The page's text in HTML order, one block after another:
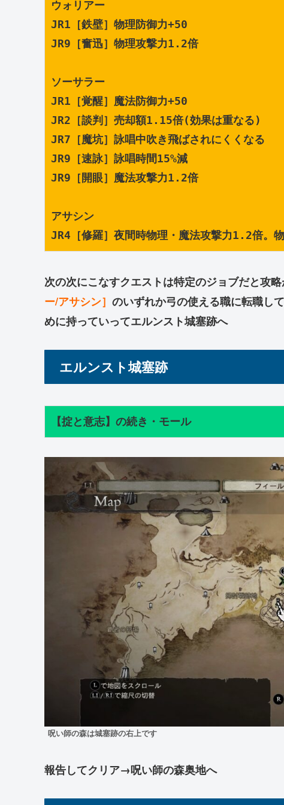
ウォリアー
JR1［鉄壁］物理防御力+50
JR9［奮迅］物理攻撃力1.2倍
ソーサラー
JR1［覚醒］魔法防御力+50
JR2［談判］売却額1.15倍(効果は重なる)
JR7［魔坑］詠唱中吹き飛ばされにくくなる
JR9［速詠］詠唱時間15%減
JR9［開眼］魔法攻撃力1.2倍
アサシン
JR4［修羅］夜間時物理・魔法攻撃力1.2倍。
次の次にこなすクエストは特定のジョブだと攻
ー/アサシン］ のいずれか弓の使える職に転職し
めに持っていってエルンスト城塞跡へ
エルンスト城塞跡
【掟と意志】の続き・モール
呪い師の森は城塞跡の右上です
報告してクリア→呪い師の森奥地へ